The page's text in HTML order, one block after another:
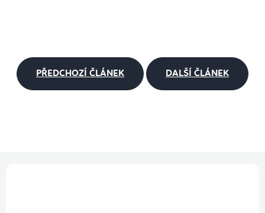
PŘEDCHOZÍ ČLÁNEK DALŠÍ ČLÁNEK